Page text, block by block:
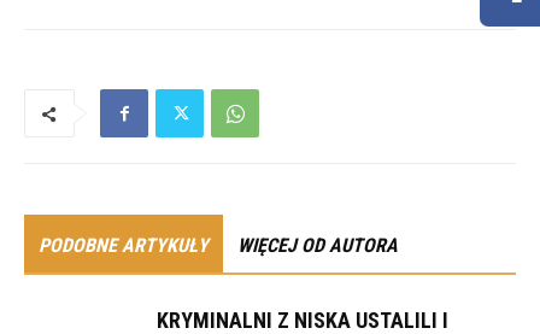
PODOBNE ARTYKUŁY WIĘCEJ OD AUTORA
KRYMINALNI Z NISKA USTALILI I